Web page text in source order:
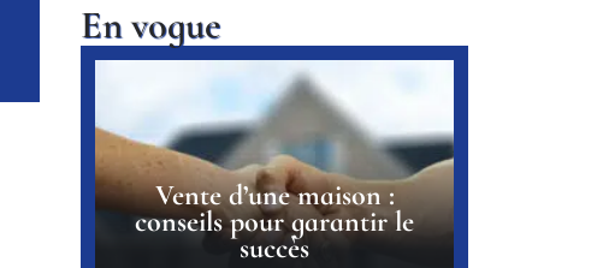
En vogue
Vente d’une maison :
conseils pour garantir le
succès